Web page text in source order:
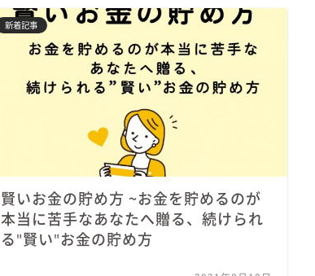
新着記事
賢いお金の貯め方 ~お金を貯めるのが
本当に苦手なあなたへ贈る、続けられ
る"賢い"お金の貯め方